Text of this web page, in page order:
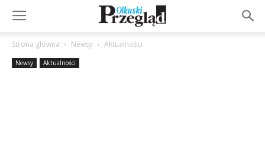
Strona główna Newsy Aktualności
Newsy Aktualności